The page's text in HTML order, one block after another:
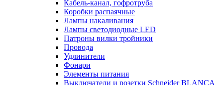
Кабель-канал, гофротруба
Коробки распаячные
Лампы накаливания
Лампы светодиодные LED
Патроны вилки тройники
Провода
Удлинители
Фонари
Элементы питания
Выключатели и розетки Schneider BLANCA